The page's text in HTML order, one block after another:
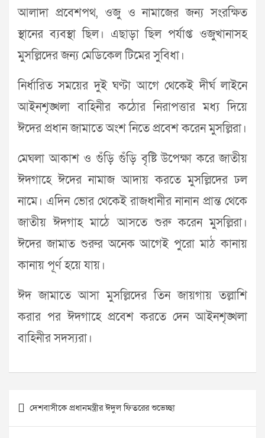
আলাদা প্রবেশপথ, ওজু ও নামাজের জন্য সংরক্ষিত
স্থানের ব্যবস্থা ছিল। এছাড়া ছিল পর্যাপ্ত ওজুখানাসহ
মুসল্লিদের জন্য মেডিকেল টিমের সুবিধা।
নির্ধারিত সময়ের দুই ঘণ্টা আগে থেকেই দীর্ঘ লাইনে
আইনশৃঙ্খলা বাহিনীর কঠোর নিরাপত্তার মধ্য দিয়ে
ঈদের প্রধান জামাতে অংশ নিতে প্রবেশ করেন মুসল্লিরা।
মেঘলা আকাশ ও গুঁড়ি গুঁড়ি বৃষ্টি উপেক্ষা করে জাতীয়
ঈদগাহে ঈদের নামাজ আদায় করতে মুসল্লিদের ঢল
নামে। এদিন ভোর থেকেই রাজধানীর নানান প্রান্ত থেকে
জাতীয় ঈদগাহ মাঠে আসতে শুরু করেন মুসল্লিরা।
ঈদের জামাত শুরুর অনেক আগেই পুরো মাঠ কানায়
কানায় পূর্ণ হয়ে যায়।
ঈদ জামাতে আসা মুসল্লিদের তিন জায়গায় তল্লাশি
করার পর ঈদগাহে প্রবেশ করতে দেন আইনশৃঙ্খলা
বাহিনীর সদস্যরা।
Post
navigation
দেশবাসীকে প্রধানমন্ত্রীর ঈদুল ফিতরের শুভেচ্ছা